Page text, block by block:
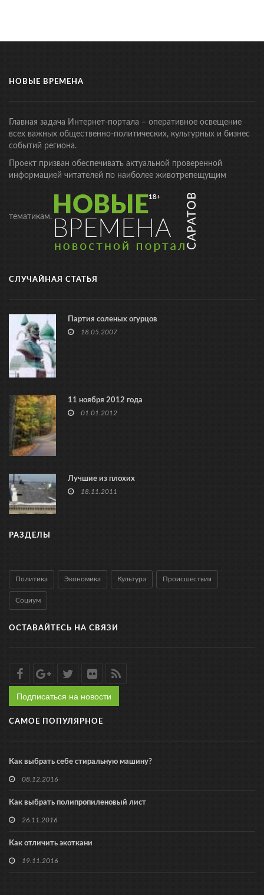
НОВЫЕ ВРЕМЕНА
Главная задача Интернет-портала – оперативное освещение
всех важных общественно-политических, культурных и бизнес
событий региона.
Проект призван обеспечивать актуальной проверенной
информацией читателей по наиболее животрепещущим
тематикам.
СЛУЧАЙНАЯ СТАТЬЯ
Партия соленых огурцов
18.05.2007
11 ноября 2012 года
01.01.2012
Лучшие из плохих
18.11.2011
РАЗДЕЛЫ
Политика Экономика Культура Происшествия
Социум
ОСТАВАЙТЕСЬ НА СВЯЗИ
Подписаться на новости
САМОЕ ПОПУЛЯРНОЕ
Как выбрать себе стиральную машину?
08.12.2016
Как выбрать полипропиленовый лист
26.11.2016
Как отличить экоткани
19.11.2016